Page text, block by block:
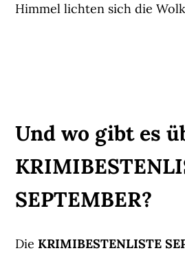
Himmel lichten sich die
Und wo gibt es
SEPTEMBER?
DieKRIMIBESTENLISTE